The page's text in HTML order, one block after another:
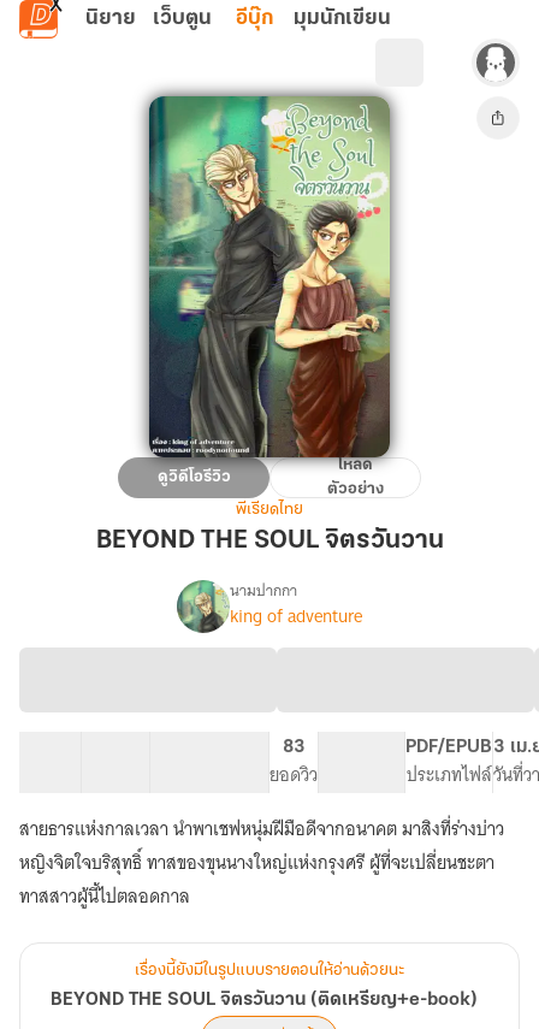
ข้ามไปยังเนื้อหาหลัก
นิยาย เว็บตูน อีบุ๊ก มุมนักเขียน
BEYOND
THE
SOUL
วาน
ดูวิดีโอรีวิว
โหลด
ตัวอย่าง
พีเรียดไทย
BEYOND THE SOUL จิตรวันวาน
เรื่องBEYOND
THE
วัน
วาน
(ติด
เหรียญ+e-
book)
นามปากกา
king of adventure
83
ยอดวิว
PDF/EPUB
ประเภทไฟล์
3 เม
วันที่ว
สายธารแห่งกาลเวลา นำพาเชฟหนุ่มฝีมือดีจากอนาคต มาสิงที่ร่างบ่าว
หญิงจิตใจบริสุทธิ์ ทาสของขุนนางใหญ่แห่งกรุงศรี ผู้ที่จะเปลี่ยนชะตา
ทาสสาวผู้นี้ไปตลอดกาล
เรื่องนี้ยังมีในรูปแบบรายตอนให้อ่านด้วยนะ
BEYOND THE SOUL จิตรวันวาน (ติดเหรียญ+e-book)